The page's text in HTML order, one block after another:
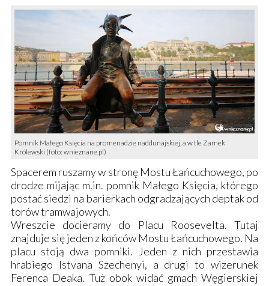
Pomnik Małego Księcia na promenadzie naddunajskiej, a w tle Zamek
Królewski (foto: wnieznane.pl)
Spacerem ruszamy w stronę Mostu Łańcuchowego, po
drodze mijając m.in. pomnik Małego Księcia, którego
postać siedzi na barierkach odgradzających deptak od
torów tramwajowych.
Wreszcie docieramy do
Placu Roosevelta. Tutaj
znajduje się jeden z końców Mostu Łańcuchowego. Na
placu stoją dwa pomniki. Jeden z nich przestawia
hrabiego Istvana Szechenyi, a drugi to wizerunek
Ferenca Deaka. Tuż obok widać gmachWęgierskiej